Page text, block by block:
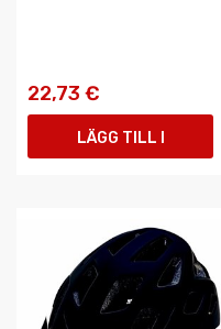
22,73 €
LÄGG TILL I